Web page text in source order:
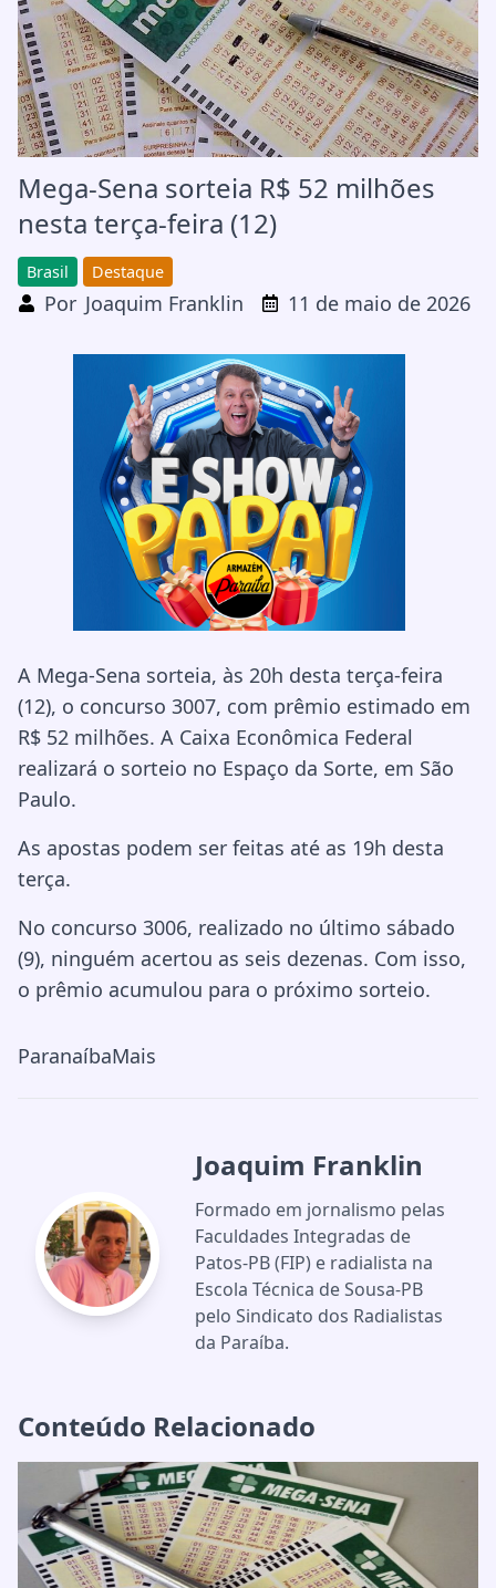
Mega-Sena sorteia R$ 52 milhões
nesta terça-feira (12)
Brasil Destaque
Por Joaquim Franklin 11 de maio de 2026
A Mega-Sena sorteia, às 20h desta terça-feira
(12), o concurso 3007, com prêmio estimado em
R$ 52 milhões. A Caixa Econômica Federal
realizará o sorteio no Espaço da Sorte, em São
Paulo.
As apostas podem ser feitas até as 19h desta
terça.
No concurso 3006, realizado no último sábado
(9), ninguém acertou as seis dezenas. Com isso,
o prêmio acumulou para o próximo sorteio.
ParanaíbaMais
Joaquim Franklin
Formado em jornalismo pelas
Faculdades Integradas de
Patos-PB (FIP) e radialista na
Escola Técnica de Sousa-PB
pelo Sindicato dos Radialistas
da Paraíba.
Conteúdo Relacionado